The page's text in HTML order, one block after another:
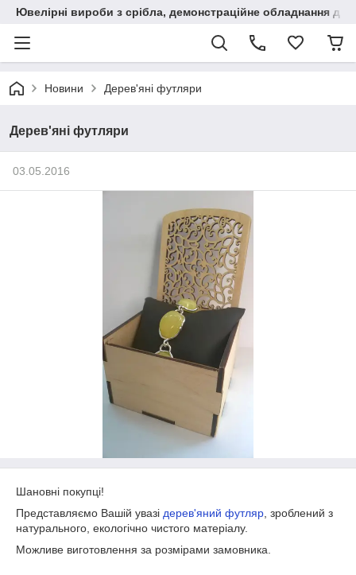
Ювелірні вироби з срібла, демонстраційне обладнання
Новини Дерев'яні футляри
Дерев'яні футляри
03.05.2016
Шановні покупці!
Представляємо Вашій увазі дерев'яний футляр , зроблений з
натурального, екологічно чистого матеріалу.
Можливе виготовлення за розмірами замовника.